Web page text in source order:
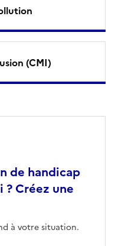
(CMI)
de handicap
? Créez une
à votre situation.